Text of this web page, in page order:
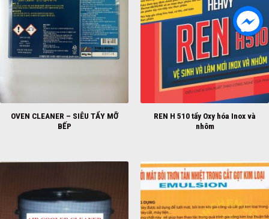
OVEN CLEANER – SIÊU TẨY MỠ
BẾP
REN H 510 tẩy Oxy hóa Inox và
nhôm